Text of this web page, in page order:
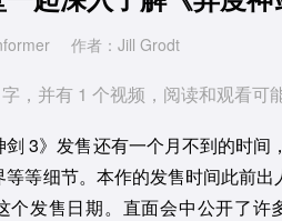
作者：Jill Grodt
，并有 1 个视频，阅读和观看可
剑 3》发售还有一个月不到的时
等细节。本作的发售时间此前
个发售日期。直面会中公开了